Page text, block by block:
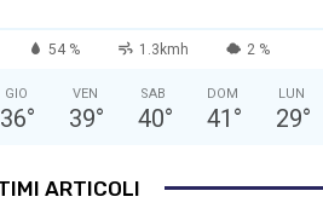
54 % 1.3kmh 2 %
GIO
36°
VEN
39°
SAB
40°
DOM
41 °
LUN
29°
ARTICOLI